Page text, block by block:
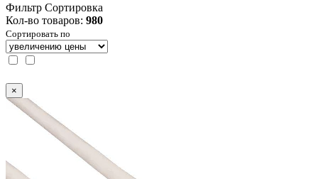
Фильтр Сортировка
Кол-во товаров: 980
Сортировать по
×